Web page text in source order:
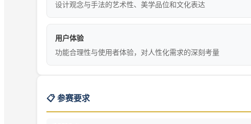
设计观念与手法的艺术性、美学品位和文化表达
用户体验
功能合理性与使用者体验，对人性化需求的深刻考量
📋 参赛要求